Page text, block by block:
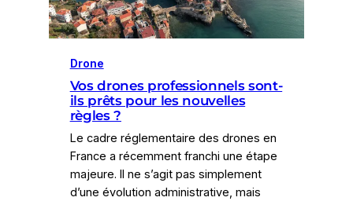
Drone
Vos drones professionnels sont-
ils prêts pour les nouvelles
règles ?
Le cadre réglementaire des drones en
France a récemment franchi une étape
majeure. Il ne s’agit pas simplement
d’une évolution administrative, mais